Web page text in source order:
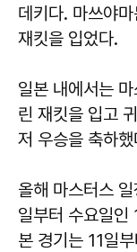
데키다. 마쓰야
재킷을 입었다.
일본 내에서는
린 재킷을 입고
저 우승을 축하했
올해 마스터스
일부터 수요일인
본 경기는 11일